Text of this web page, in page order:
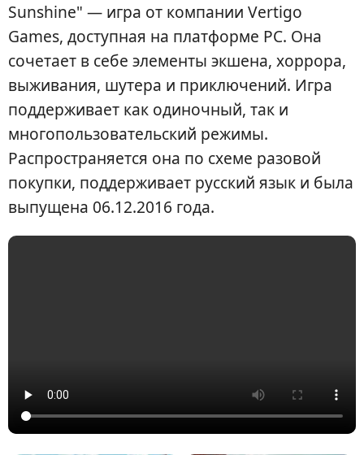
Sunshine" — игра от компании Vertigo
Games, доступная на платформе PC. Она
сочетает в себе элементы экшена, хоррора,
выживания, шутера и приключений. Игра
поддерживает как одиночный, так и
многопользовательский режимы.
Распространяется она по схеме разовой
покупки, поддерживает русский язык и была
выпущена 06.12.2016 года.